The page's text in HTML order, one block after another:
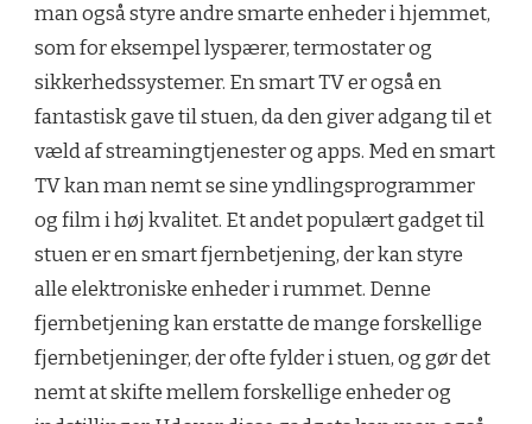
man også styre andre smarte enheder i hjemmet,
som for eksempel lyspærer, termostater og
sikkerhedssystemer. En smart TV er også en
fantastisk gave til stuen, da den giver adgang til et
væld af streamingtjenester og apps. Med en smart
TV kan man nemt se sine yndlingsprogrammer
og film i høj kvalitet. Et andet populært gadget til
stuen er en smart fjernbetjening, der kan styre
alle elektroniske enheder i rummet. Denne
fjernbetjening kan erstatte de mange forskellige
fjernbetjeninger, der ofte fylder i stuen, og gør det
nemt at skifte mellem forskellige enheder og